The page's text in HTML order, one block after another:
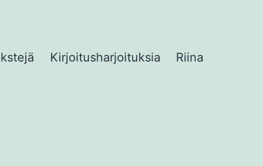
Kirjoitusharjoituksia Riina